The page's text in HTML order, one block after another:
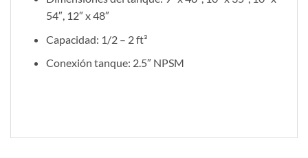
54″, 12″ x 48″
Capacidad: 1/2 – 2 ft³
Conexión tanque: 2.5″ NPSM